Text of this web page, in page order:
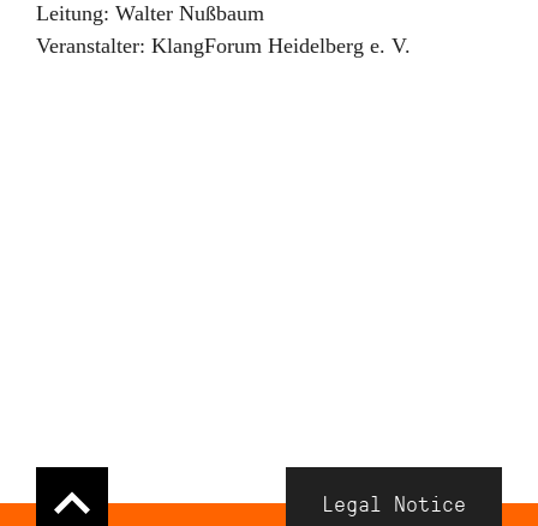
Leitung: Walter Nußbaum
Veranstalter: KlangForum Heidelberg e. V.
Navigation
Legal Notice